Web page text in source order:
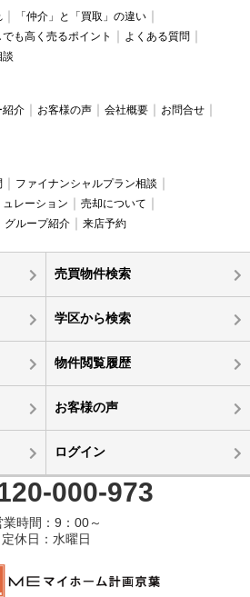
「仲介」と「買取」の違い
でも高く売るポイント
よくある質問
談
紹介 お客様の声 会社概要
お問合せ
ファイナンシャルプラン相談
ュレーション
売却について
グループ紹介 来店予約
売買物件検索
学区から検索
物件閲覧履歴
お客様の声
ログイン
000-973
業時間：9：00～
定休日：水曜日